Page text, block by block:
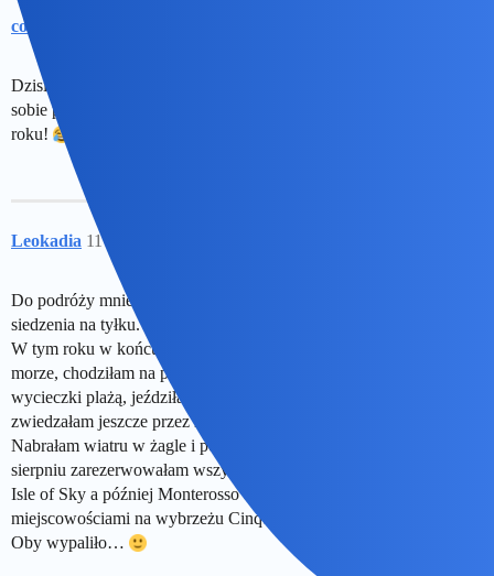
collins02
Dzisiaj otwierają sklepy…Niech wiec przeleci ta pierwsza fala a ja
sobie poczekam na wolny dzień…I wtedy sobie odbije to cale pół
roku!
Leokadia 11
Do podróży mnie ciągnie…za dużo tych lockdownów, kwarantann,
siedzenia na tyłku.
W tym roku w końcu pojechałam na wakacje na 6 tyg.: polskie
morze, chodziłam na plażę, na potańcówki w parku, kilometrowe
wycieczki plażą, jeździłam na hulajnodze, rolkach. A później
zwiedzałam jeszcze przez 2 tyg wybrzeże Walii.
Nabrałam wiatru w żagle i poczułam w końcu że żyję. Już w
sierpniu zarezerwowałam wszystko na następny rok, czyli Szkocja,
Isle of Sky a później Monterosso al mare wraz z okolicznymi
miejscowościami na wybrzeżu Cinque Terre.
Oby wypaliło…